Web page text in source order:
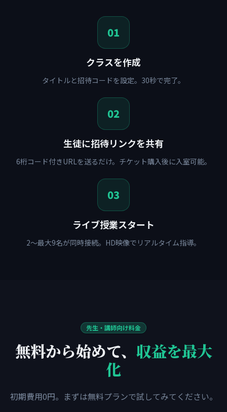
01
クラスを作成
タイトルと招待コードを設定。30秒で完了。
02
生徒に招待リンクを共有
6桁コード付きURLを送るだけ。チケット購入後に入室可能。
03
ライブ授業スタート
2〜最大9名が同時接続。HD映像でリアルタイム指導。
先生・講師向け料金
無料から始めて、 収益を最大
化
初期費用0円。まずは無料プランで試してみてください。